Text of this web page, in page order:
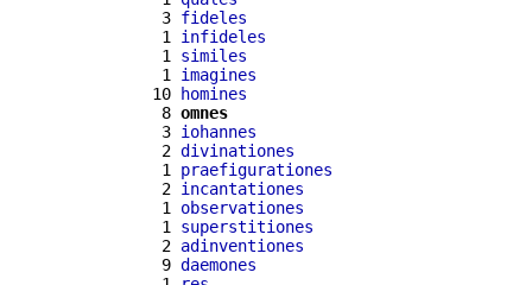
  3
fideles
  1
infideles
  1
similes
  1
imagines
10
homines
  8
omnes
  3
iohannes
  2
divinationes
  1
praefigurationes
  2
incantationes
  1
observationes
  1
superstitiones
  2
adinventiones
  9
daemones